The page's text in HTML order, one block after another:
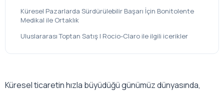
Küresel Pazarlarda Sürdürülebilir Başarı İçin Bonitolente
Medikal ile Ortaklık
Uluslararası Toptan Satış | Rocio-Claro ile ilgili icerikler
Küresel ticaretin hızla büyüdüğü günümüz dünyasında,